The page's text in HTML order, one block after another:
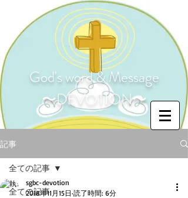
God's word & Message
〜DEVOTION〜
記事
全ての記事
全ての記事
sgbc-devotion
2018年11月15日 読了時間: 6分